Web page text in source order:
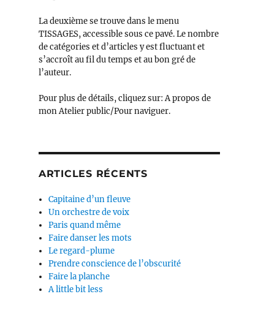
La deuxième se trouve dans le menu
TISSAGES, accessible sous ce pavé. Le nombre
de catégories et d’articles y est fluctuant et
s’accroît au fil du temps et au bon gré de
l’auteur.
Pour plus de détails, cliquez sur: A propos de
mon Atelier public/Pour naviguer.
ARTICLES RÉCENTS
Capitaine d’un fleuve
Un orchestre de voix
Paris quand même
Faire danser les mots
Le regard-plume
Prendre conscience de l’obscurité
Faire la planche
A little bit less